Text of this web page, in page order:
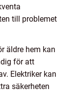
till problemet
äldre hem kan
för att
Elektriker kan
säkerheten